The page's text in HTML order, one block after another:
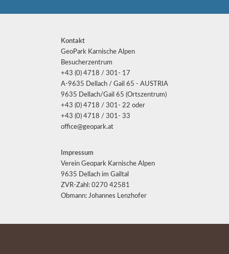
Kontakt
GeoPark Karnische Alpen
Besucherzentrum
+43 (0) 4718 / 301- 17
A-9635 Dellach / Gail 65 - AUSTRIA
9635 Dellach/Gail 65 (Ortszentrum)
+43 (0) 4718 / 301- 22 oder
+43 (0) 4718 / 301- 33
office@geopark.at
Impressum
Verein Geopark Karnische Alpen
9635 Dellach im Gailtal
ZVR-Zahl: 0270 42581
Obmann: Johannes Lenzhofer